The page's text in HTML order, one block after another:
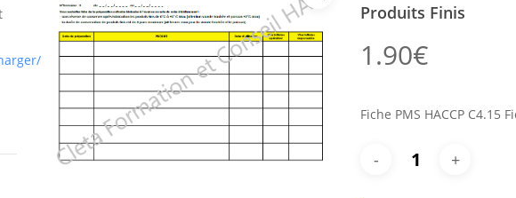
Produits Finis
1.90€
Fiche PMS HACCP C4.15